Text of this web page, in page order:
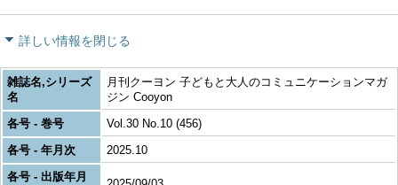
詳しい情報を閉じる
雑誌名,シリーズ
名
月刊クーヨン 子どもと大人のコミュニケーションマガ
ジン Cooyon
各号 - 巻号
Vol.30 No.10 (456)
各号 - 年月次
2025.10
各号 - 出版年月